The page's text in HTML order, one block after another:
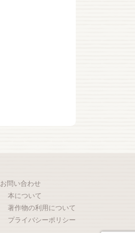
お問い合わせ
本について
著作物の利用について
プライバシーポリシー